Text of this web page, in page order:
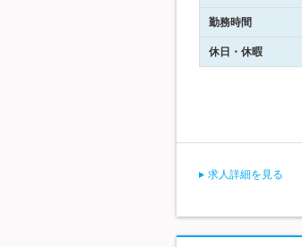
勤務時間
休日・休暇
求人詳細を見る